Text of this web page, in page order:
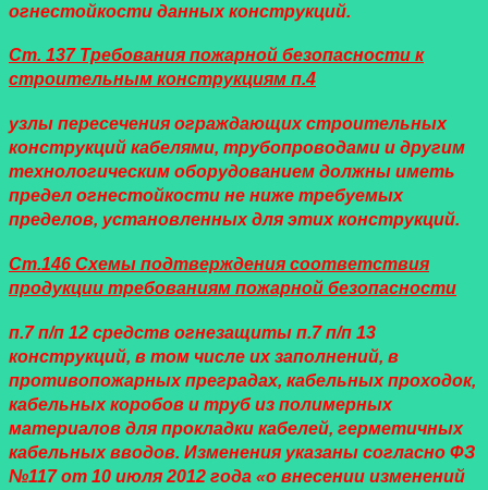
огнестойкости данных конструкций.
Ст. 137 Требования пожарной безопасности к
строительным конструкциям п.4
узлы пересечения ограждающих строительных
конструкций кабелями, трубопроводами и другим
технологическим оборудованием должны иметь
предел огнестойкости не ниже требуемых
пределов, установленных для этих конструкций.
Ст.146 Схемы подтверждения соответствия
продукции требованиям пожарной безопасности
п.7 п/п 12 средств огнезащиты п.7 п/п 13
конструкций, в том числе их заполнений, в
противопожарных преградах, кабельных проходок,
кабельных коробов и труб из полимерных
материалов для прокладки кабелей, герметичных
кабельных вводов. Изменения указаны согласно ФЗ
№117 от 10 июля 2012 года «о внесении изменений